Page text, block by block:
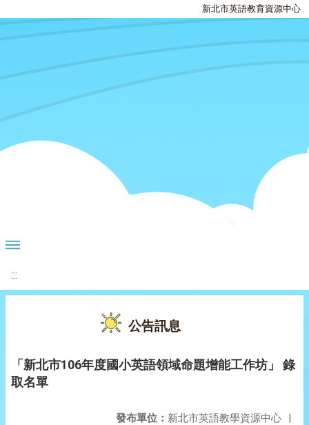
新北市英語教育資源中心
:::
公告訊息
「新北市106年度國小英語領域命題增能工作坊」 錄
取名單
發布單位： 新北市英語教學資源中心 |